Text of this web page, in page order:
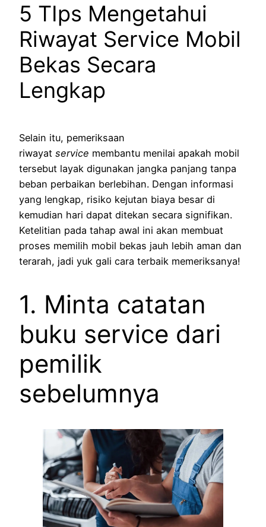
5 TIps Mengetahui
Riwayat Service Mobil
Bekas Secara
Lengkap
Selain itu, pemeriksaan
riwayat service membantu menilai apakah mobil
tersebut layak digunakan jangka panjang tanpa
beban perbaikan berlebihan. Dengan informasi
yang lengkap, risiko kejutan biaya besar di
kemudian hari dapat ditekan secara signifikan.
Ketelitian pada tahap awal ini akan membuat
proses memilih mobil bekas jauh lebih aman dan
terarah, jadi yuk gali cara terbaik memeriksanya!
1. Minta catatan
buku service dari
pemilik
sebelumnya